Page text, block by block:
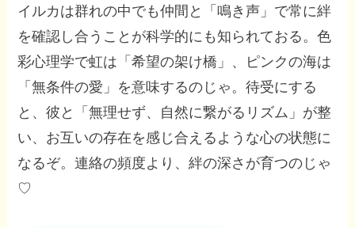
イルカは群れの中でも仲間と「鳴き声」で常に絆
を確認し合うことが科学的にも知られておる。色
彩心理学で虹は「希望の架け橋」、ピンクの海は
「無条件の愛」を意味するのじゃ。待受にする
と、彼と「無理せず、自然に繋がるリズム」が整
い、お互いの存在を感じ合えるような心の状態に
なるぞ。連絡の頻度より、絆の深さが育つのじゃ
♡